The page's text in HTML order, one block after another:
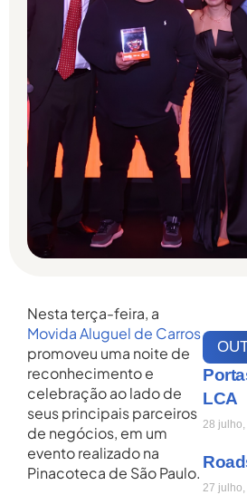
Nesta terça-feira, a
Movida Aluguel de Carros
promoveu uma noite de
reconhecimento e
celebração ao lado de
seus principais parceiros
de negócios, em um
evento realizado na
Pinacoteca de São Paulo.
LCA
28 julho,
27 julho,